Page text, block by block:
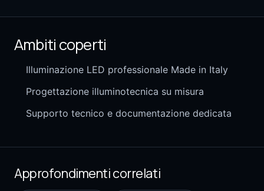
Ambiti coperti
Illuminazione LED professionale Made in Italy
Progettazione illuminotecnica su misura
Supporto tecnico e documentazione dedicata
Approfondimenti correlati